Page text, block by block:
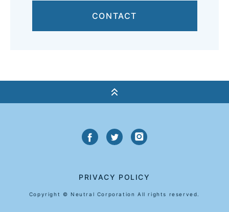
CONTACT
PRIVACY POLICY
Copyright © Neutral Corporation All rights reserved.